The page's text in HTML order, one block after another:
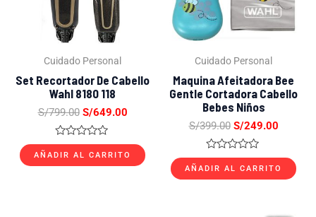
Cuidado Personal
Set Recortador De Cabello
Wahl 8180 118
S/799.00 S/649.00
Valorado
con
0
AÑADIR AL CARRITO
Cuidado Personal
Maquina Afeitadora Bee
Gentle Cortadora Cabello
Bebes Niños
S/399.00 S/249.00
Valorado
con
0
AÑADIR AL CARRITO